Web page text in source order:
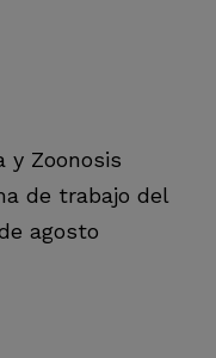
y Zoonosis
de trabajo del
agosto